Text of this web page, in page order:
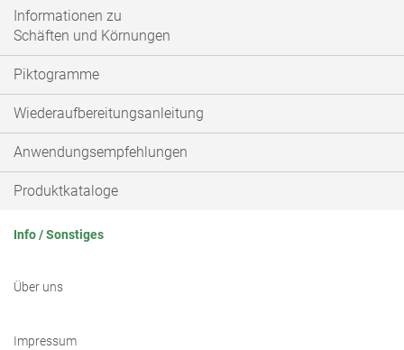
Informationen zu
Schäften und Körnungen
Piktogramme
Wiederaufbereitungsanleitung
Anwendungsempfehlungen
Produktkataloge
Info / Sonstiges
Über uns
Impressum